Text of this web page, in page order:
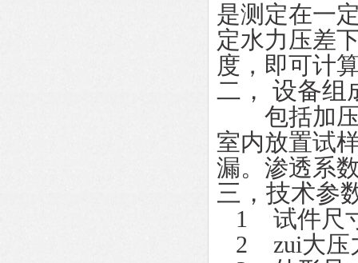
是测定在一
定水力压差
度，即可计
二， 设备组
包括加压
室内放置试
漏。渗透系
三，技术参
1 试件尺
2 zui大压